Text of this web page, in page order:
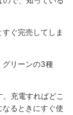
ぐ完売してしま
グリーンの3種
充電すればどこ
るときにすぐ使